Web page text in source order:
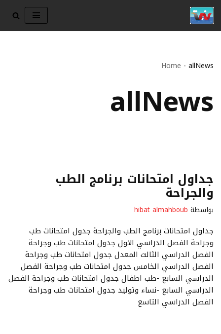
تخطى
Home - allNews
allNews
جداول امتحانات برنامج الطب
والجراحة
بواسطة hibat almahboub
جداول امتحانات برنامج الطب والجراحة جدول امتحانات طب
وجراحة الفصل الدراسي الاول جدول امتحانات طب وجراحة
الفصل الدراسي الثالث المعدل جدول امتحانات طب وجراحة
الفصل الدراسي الخامس جدول امتحانات طب وجراحة الفصل
الدراسي السابع -طب اطفال جدول امتحانات طب وجراحة الفصل
الدراسي السابع -نساء وتوليد جدول امتحانات طب وجراحة
الفصل الدراسي التاسع